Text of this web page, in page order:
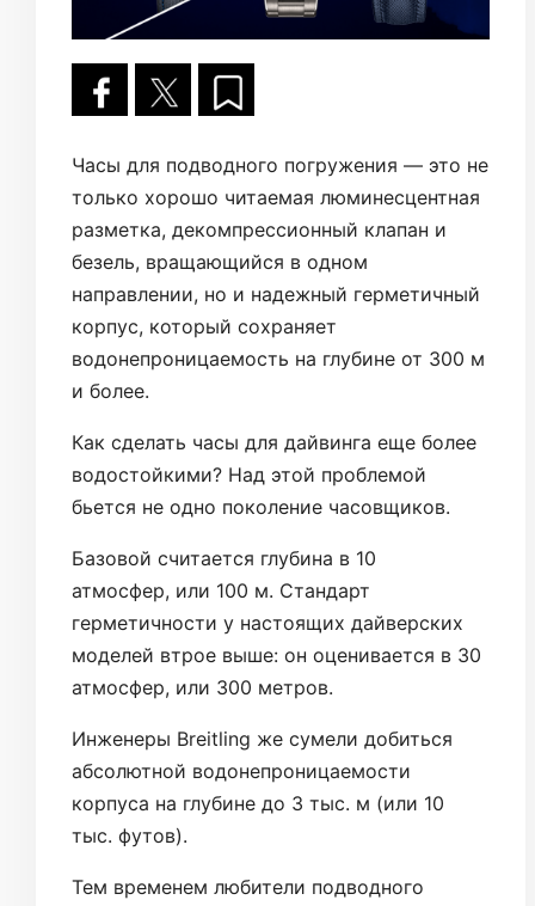
Часы для подводного погружения — это не
только хорошо читаемая люминесцентная
разметка, декомпрессионный клапан и
безель, вращающийся в одном
направлении, но и надежный герметичный
корпус, который сохраняет
водонепроницаемость на глубине от 300 м
и более.
Как сделать часы для дайвинга еще более
водостойкими? Над этой проблемой
бьется не одно поколение часовщиков.
Базовой считается глубина в 10
атмосфер, или 100 м. Стандарт
герметичности у настоящих дайверских
моделей втрое выше: он оценивается в 30
атмосфер, или 300 метров.
Инженеры Breitling же сумели добиться
абсолютной водонепроницаемости
корпуса на глубине до 3 тыс. м (или 10
тыс. футов).
Тем временем любители подводного